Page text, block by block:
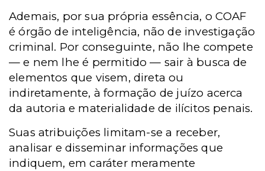
Ademais, por sua própria essência, o COAF
é órgão de inteligência, não de investigação
criminal. Por conseguinte, não lhe compete
— e nem lhe é permitido — sair à busca de
elementos que visem, direta ou
indiretamente, à formação de juízo acerca
da autoria e materialidade de ilícitos penais.
Suas atribuições limitam-se a receber,
analisar e disseminar informações que
indiquem, em caráter meramente